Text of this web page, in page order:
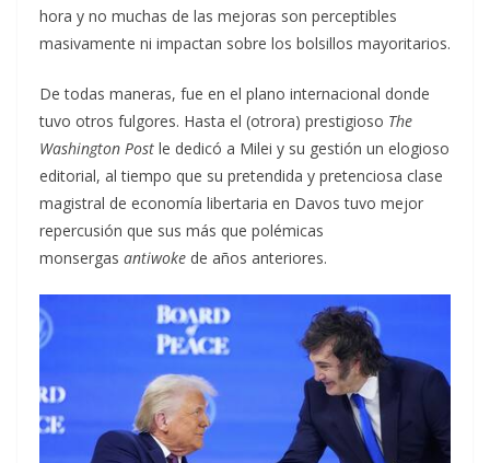
hora y no muchas de las mejoras son perceptibles
masivamente ni impactan sobre los bolsillos mayoritarios.
De todas maneras, fue en el plano internacional donde
tuvo otros fulgores. Hasta el (otrora) prestigioso The
Washington Post le dedicó a Milei y su gestión un elogioso
editorial, al tiempo que su pretendida y pretenciosa clase
magistral de economía libertaria en Davos tuvo mejor
repercusión que sus más que polémicas
monsergas antiwoke de años anteriores.